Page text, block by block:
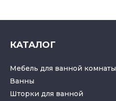
КАТАЛОГ
Мебель для ванной комнаты
Ванны
Шторки для ванной